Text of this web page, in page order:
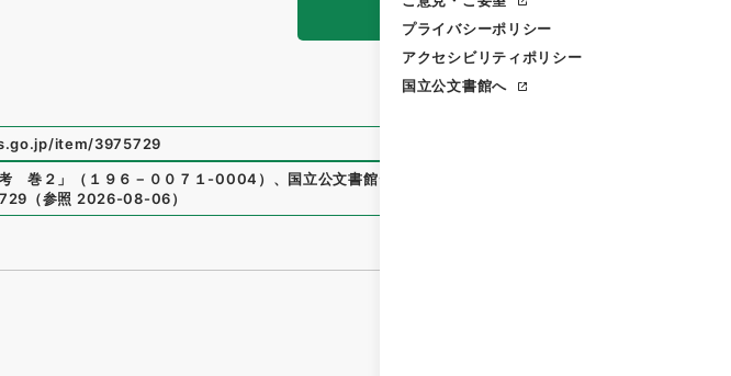
プライバシーポリシー
アクセシビリティポリシー
国立公文書館へ
item/3975729
巻２ 」 （ １９６－００７１-0004 ） 、 国立公文書館デジタルアーカイブ
（参照 2026-08-06）